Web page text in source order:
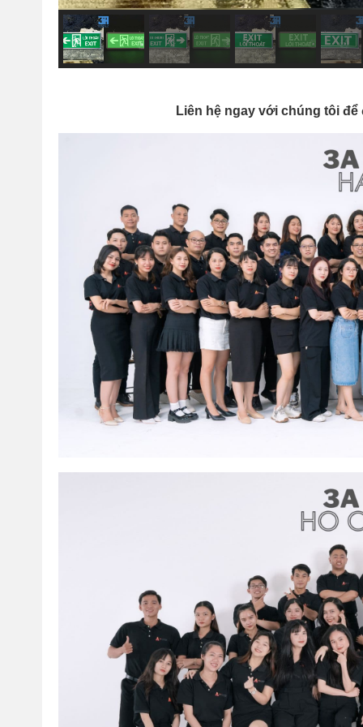
Liên hệ ngay với chúng tôi